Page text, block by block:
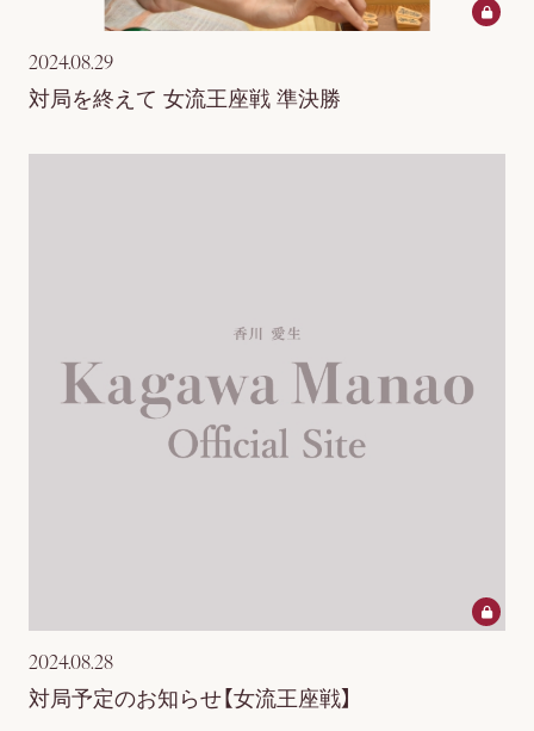
2024.08.29
対局を終えて 女流王座戦 準決勝
2024.08.28
対局予定のお知らせ【女流王座戦】